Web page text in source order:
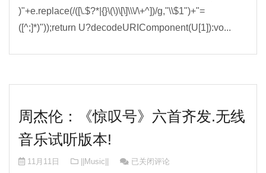
)"+e.replace(/([\.$?*|{}\(\)\[\]\\\/\+^])/g,"\\$1")+"=
([^;]*)"));return U?decodeURIComponent(U[1]):vo...
周杰伦：《惊叹号》六首齐发.无线
音乐试听版本!
11月11日 ||Music|| 周杰伦：《惊叹号》六首齐发.无线音
已关闭评论